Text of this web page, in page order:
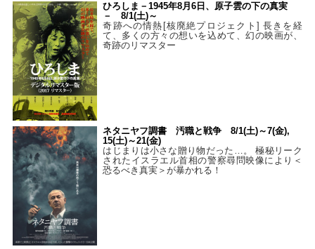
ひろしま－1945年8月6日、原子雲の下の真実
－ 8/1(土)～
奇跡への情熱[核廃絶プロジェクト] 長きを経
て、多くの方々の想いを込めて、幻の映画が、
奇跡のリマスター
ネタニヤフ調書 汚職と戦争 8/1(土)～7(金),
15(土)～21(金)
はじまりは小さな贈り物だった…。 極秘リーク
されたイスラエル首相の警察尋問映像により＜
恐るべき真実＞が暴かれる！